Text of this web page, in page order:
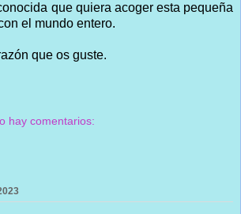
que quiera acoger esta pequeña
el mundo entero.
que os guste.
hay comentarios: